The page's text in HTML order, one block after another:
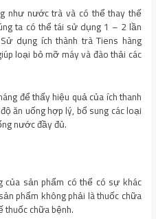
như nước trà và có thể thay thế
ta có thể tái sử dụng 1 – 2 lần
dụng ích thành trà Tiens hàng
loại bỏ mỡ máy và đào thải các
để thấy hiệu quả của ích thanh
ăn uống hợp lý, bổ sung các loại
nước đầy đủ.
của sản phẩm có thể có sự khác
phẩm không phải là thuốc chữa
thuốc chữa bệnh.